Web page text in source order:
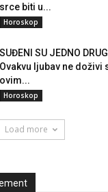
srce biti u...
Horoskop
SUĐENI SU JEDNO
Ovakvu ljubav ne doživi
ovim...
Horoskop
Load more